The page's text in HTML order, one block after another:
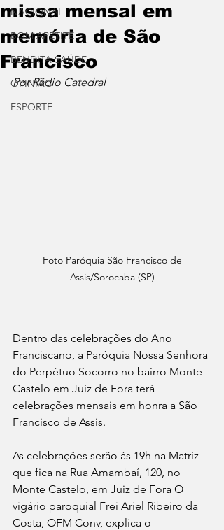
NACIONAL
BOM APETITE
BENDITA SAÚDE
OPINIÃO
ESPORTE
missa mensal em
memória de São
Francisco
Por Rádio Catedral
Assis/Sorocaba (SP)
Dentro das celebrações do Ano
Franciscano, a Paróquia Nossa Senhora
do Perpétuo Socorro no bairro Monte
Castelo em Juiz de Fora terá
celebrações mensais em honra a São
Francisco de Assis.
As celebrações serão às 19h na Matriz
que fica na Rua Amambaí, 120, no
Monte Castelo, em Juiz de Fora O
vigário paroquial Frei Ariel Ribeiro da
Costa, OFM Conv, explica o